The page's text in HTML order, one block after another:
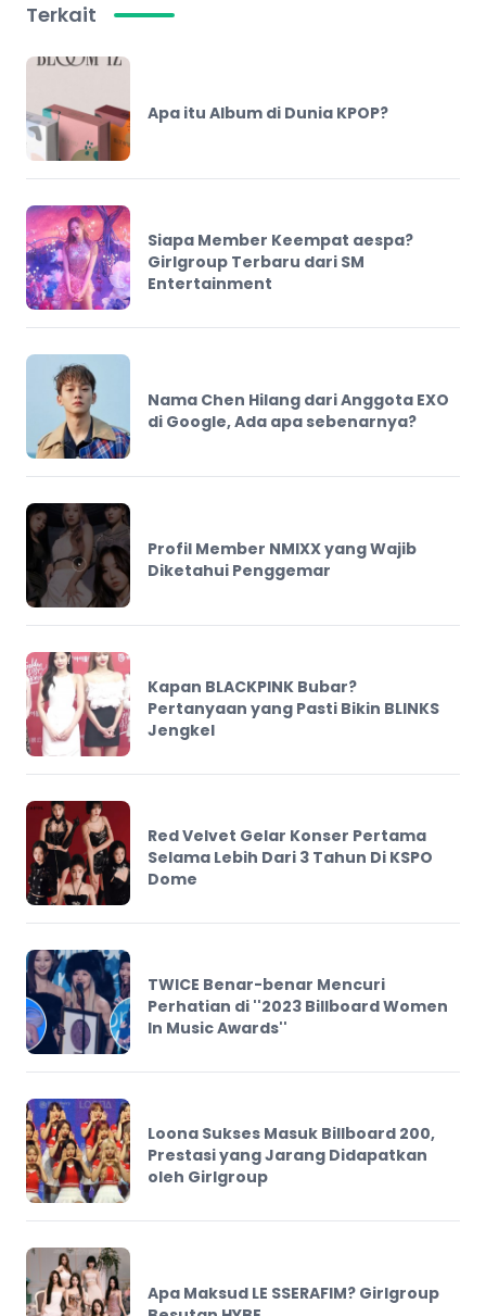
Terkait
Apa itu Album di Dunia KPOP?
Siapa Member Keempat aespa?
Girlgroup Terbaru dari SM
Entertainment
Nama Chen Hilang dari Anggota EXO
di Google, Ada apa sebenarnya?
Profil Member NMIXX yang Wajib
Diketahui Penggemar
Kapan BLACKPINK Bubar?
Pertanyaan yang Pasti Bikin BLINKS
Jengkel
Red Velvet Gelar Konser Pertama
Selama Lebih Dari 3 Tahun Di KSPO
Dome
TWICE Benar-benar Mencuri
Perhatian di ''2023 Billboard Women
In Music Awards''
Loona Sukses Masuk Billboard 200,
Prestasi yang Jarang Didapatkan
oleh Girlgroup
Apa Maksud LE SSERAFIM? Girlgroup